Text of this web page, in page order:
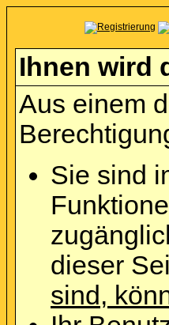
Ihnen wird
Aus einem
Sie sind
dieser
sind,